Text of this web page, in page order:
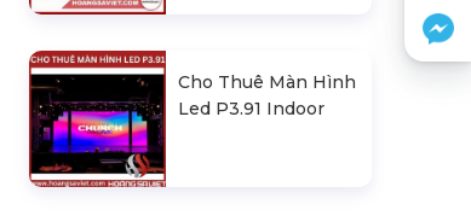
Cho Thuê Màn Hình
Led P3.91 Indoor